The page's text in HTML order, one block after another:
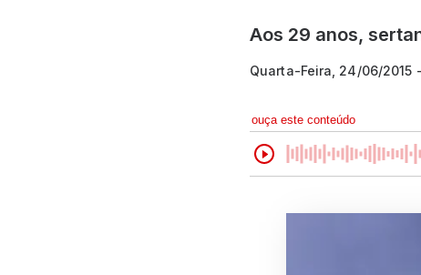
Aos 29 anos,
Quarta-Feira, 24/06/2015
ouça este conteúdo